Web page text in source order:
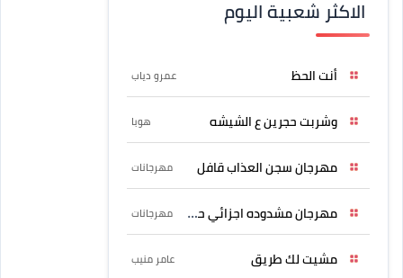
الاكثر شعبية اليوم
أنت الحظ عمرو دياب
وشربت حجرين ع الشيشه هوبا
مهرجان سجن العذاب قافل مهرجانات
مهرجان مشدوده اجزائي حربونى مهرجانات
مشيت لك طريق عامر منيب